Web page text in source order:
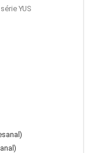
YUS